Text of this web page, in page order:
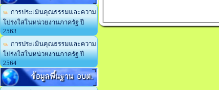
การประเมินคุณธรรมและความ
โปร่งใสในหน่วยงานภาครัฐ ปี
2563
การประเมินคุณธรรมและความ
โปร่งใสในหน่วยงานภาครัฐ ปี
2564
ข้อมูลพื้นฐาน อบต.